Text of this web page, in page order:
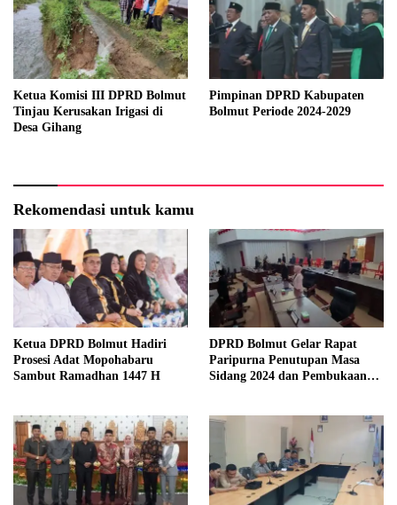
Ketua Komisi III DPRD Bolmut
Tinjau Kerusakan Irigasi di
Desa Gihang
Pimpinan DPRD Kabupaten
Bolmut Periode 2024-2029
Rekomendasi untuk kamu
Ketua DPRD Bolmut Hadiri
Prosesi Adat Mopohabaru
Sambut Ramadhan 1447 H
DPRD Bolmut Gelar Rapat
Paripurna Penutupan Masa
Sidang 2024 dan Pembukaan